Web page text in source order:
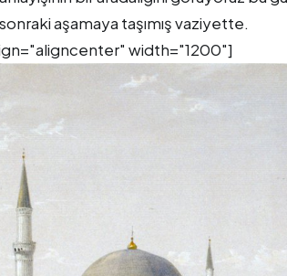
aşamaya taşımış vaziyette.
width="1200"]